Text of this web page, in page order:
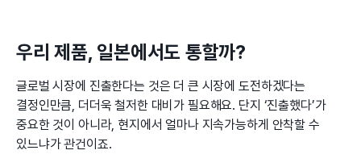
우리 제품, 일본에서도 통할까?
글로벌 시장에 진출한다는 것은 더 큰 시장에 도전하겠다는
결정인만큼, 더더욱 철저한 대비가 필요해요. 단지 ‘진출했다’가
중요한 것이 아니라, 현지에서 얼마나 지속가능하게 안착할 수
있느냐가 관건이죠.